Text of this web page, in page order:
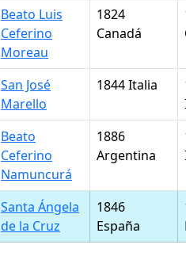
Beato Luis
Ceferino
Moreau
1824
Canadá
San José
Marello
1844 Italia
Beato
Ceferino
Namuncurá
1886
Argentina
Santa Ángela
de la Cruz
1846
España